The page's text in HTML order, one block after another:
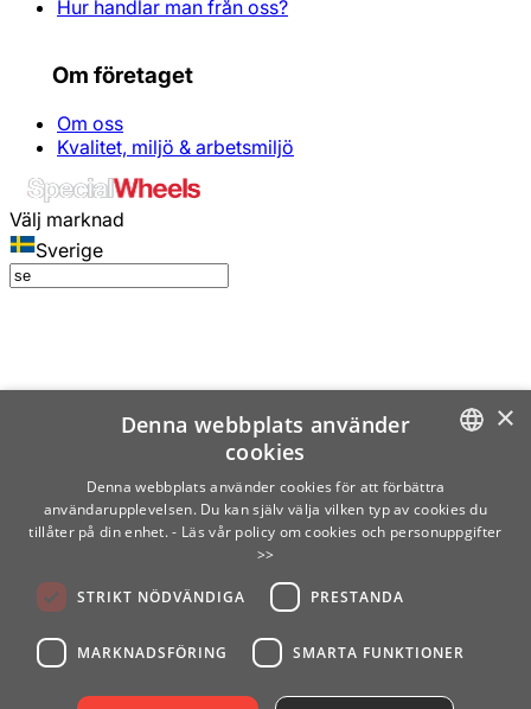
Hur handlar man från oss?
Om företaget
Om oss
Kvalitet, miljö & arbetsmiljö
Välj marknad
Sverige
SWEDISH
×
Denna webbplats använder
cookies
Denna webbplats använder cookies för att förbättra
användarupplevelsen. Du kan själv välja vilken typ av cookies du
tillåter på din enhet. - Läs vår policy om cookies och personuppgifter
>>
STRIKT NÖDVÄNDIGA PRESTANDA
MARKNADSFÖRING SMARTA FUNKTIONER